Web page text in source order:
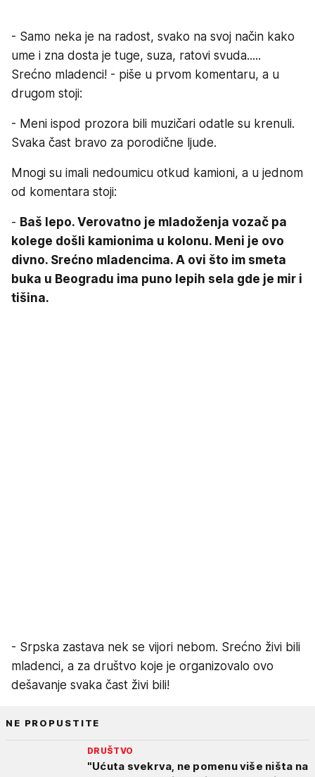
- Samo neka je na radost, svako na svoj način kako
ume i zna dosta je tuge, suza, ratovi svuda.....
Srećno mladenci! - piše u prvom komentaru, a u
drugom stoji:
- Meni ispod prozora bili muzičari odatle su krenuli.
Svaka čast bravo za porodične ljude.
Mnogi su imali nedoumicu otkud kamioni, a u jednom
od komentara stoji:
- Baš lepo. Verovatno je mladoženja vozač pa
kolege došli kamionima u kolonu. Meni je ovo
divno. Srećno mladencima. A ovi što im smeta
buka u Beogradu ima puno lepih sela gde je mir i
tišina.
- Srpska zastava nek se vijori nebom. Srećno živi bili
mladenci, a za društvo koje je organizovalo ovo
dešavanje svaka čast živi bili!
NE PROPUSTITE
DRUŠTVO
"Ućuta svekrva, ne pomenu više ništa na